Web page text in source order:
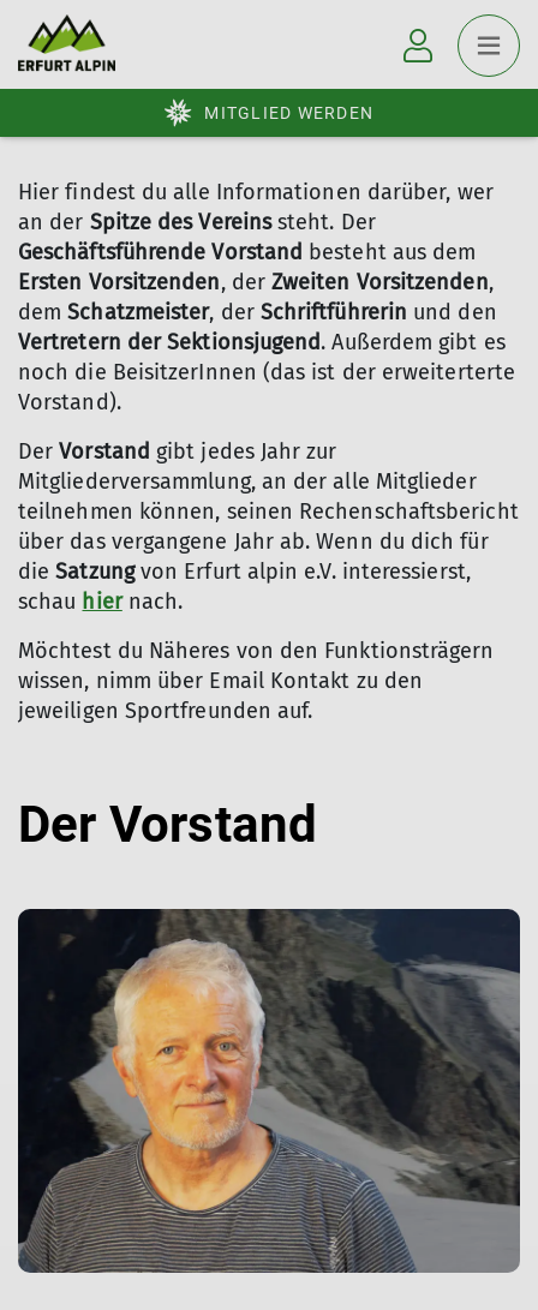
MITGLIED WERDEN
Hier findest du alle Informationen darüber, wer
an der Spitze des Vereinssteht. Der
Geschäftsführende Vorstand besteht aus dem
Ersten Vorsitzenden, derZweiten Vorsitzenden,
demSchatzmeister, der Schriftführerin und den
Vertretern der Sektionsjugend. Außerdem gibt es
noch die BeisitzerInnen (das ist der erweiterterte
Vorstand).
DerVorstand gibt jedes Jahr zur
Mitgliederversammlung, an der alle Mitglieder
teilnehmen können, seinen Rechenschaftsbericht
über das vergangene Jahr ab. Wenn du dich für
dieSatzungvon Erfurt alpin e.V. interessierst,
schau hier nach.
Möchtest du Näheres von den Funktionsträgern
wissen, nimm über Email Kontakt zu den
jeweiligen Sportfreunden auf.
Der Vorstand